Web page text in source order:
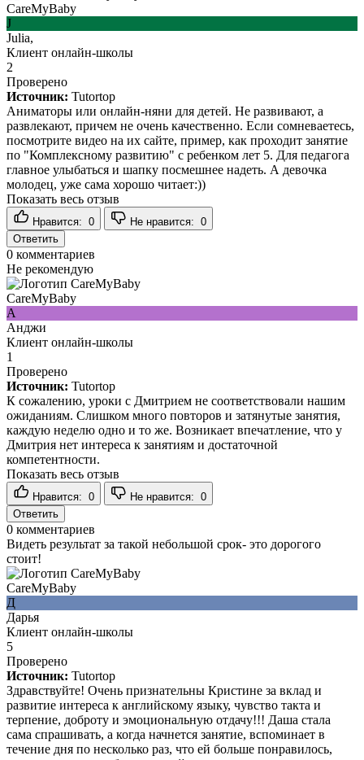
CareMyBaby
J
Julia,
Клиент онлайн-школы
2
Проверено
Источник: Tutortop
Аниматоры или онлайн-няни для детей. Не развивают, а
развлекают, причем не очень качественно. Если сомневаетесь,
посмотрите видео на их сайте, пример, как проходит занятие
по "Комплексному развитию" с ребенком лет 5. Для педагога
главное улыбаться и шапку посмешнее надеть. А девочка
молодец, уже сама хорошо читает:))
Показать весь отзыв
Нравится: 0 Не нравится: 0
Ответить
0 комментариев
Не рекомендую
CareMyBaby
А
Анджи
Клиент онлайн-школы
1
Проверено
Источник: Tutortop
К сожалению, уроки с Дмитрием не соответствовали нашим
ожиданиям. Слишком много повторов и затянутые занятия,
каждую неделю одно и то же. Возникает впечатление, что у
Дмитрия нет интереса к занятиям и достаточной
компетентности.
Показать весь отзыв
Нравится: 0 Не нравится: 0
Ответить
0 комментариев
Видеть результат за такой небольшой срок- это дорогого
стоит!
CareMyBaby
Д
Дарья
Клиент онлайн-школы
5
Проверено
Источник: Tutortop
Здравствуйте! Очень признательны Кристине за вклад и
развитие интереса к английскому языку, чувство такта и
терпение, доброту и эмоциональную отдачу!!! Даша стала
сама спрашивать, а когда начнется занятие, вспоминает в
течение дня по несколько раз, что ей больше понравилось,